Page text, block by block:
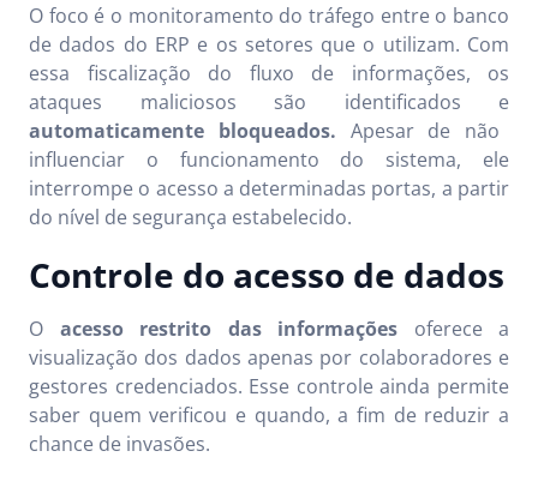
O foco é o monitoramento do tráfego entre o banco
de dados do ERP e os setores que o utilizam. Com
essa fiscalização do fluxo de informações, os
ataques maliciosos são identificados e
automaticamente bloqueados. Apesar de não
influenciar o funcionamento do sistema, ele
interrompe o acesso a determinadas portas, a partir
do nível de segurança estabelecido.
Controle do acesso de dados
O acesso restrito das informações oferece a
visualização dos dados apenas por colaboradores e
gestores credenciados. Esse controle ainda permite
saber quem verificou e quando, a fim de reduzir a
chance de invasões.